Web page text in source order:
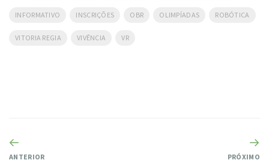
INFORMATIVO INSCRIÇÕES OBR OLIMPÍADAS ROBÓTICA
VITORIA REGIA VIVÊNCIA VR
ANTERIOR PRÓXIMO